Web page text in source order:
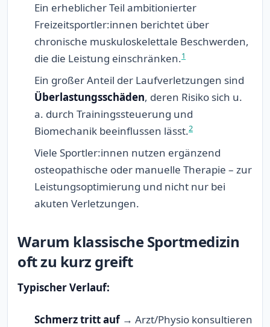
Ein erheblicher Teil ambitionierter
Freizeitsportler:innen berichtet über
chronische muskuloskelettale Beschwerden,
die die Leistung einschränken.1
Ein großer Anteil der Laufverletzungen sind
Überlastungsschäden, deren Risiko sich u.
a. durch Trainingssteuerung und
Biomechanik beeinflussen lässt.2
Viele Sportler:innen nutzen ergänzend
osteopathische oder manuelle Therapie – zur
Leistungsoptimierung und nicht nur bei
akuten Verletzungen.
Warum klassische Sportmedizin
oft zu kurz greift
Typischer Verlauf:
Schmerz tritt auf→ Arzt/Physio konsultieren